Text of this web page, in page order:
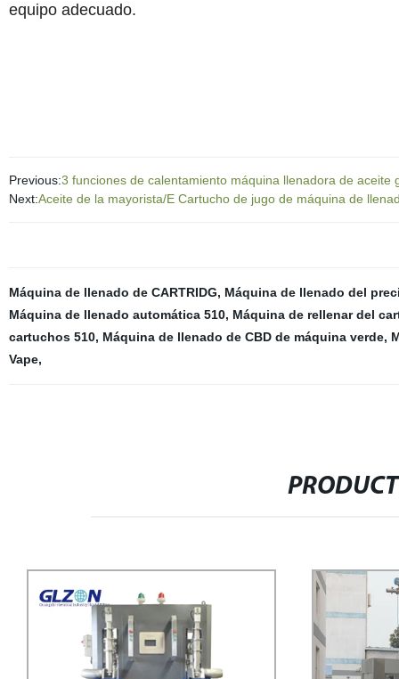
equipo adecuado.
Previous:3 funciones de calentamiento máquina llenadora de aceite
Next:Aceite de la mayorista/E Cartucho de jugo de máquina de
Máquina de llenado de CARTRIDG, Máquina de llenado del
Máquina de llenado automática 510, Máquina de rellenar del
cartuchos 510, Máquina de llenado de CBD de máquina verde,
Vape,